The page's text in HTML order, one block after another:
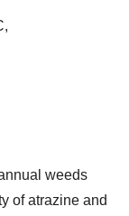
weeds
of atrazine and